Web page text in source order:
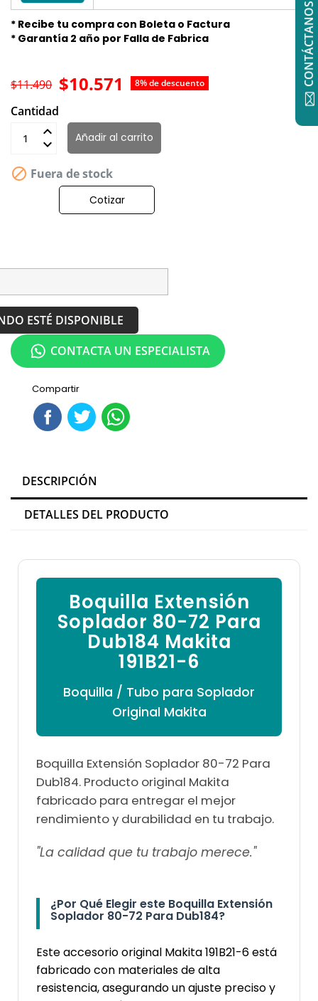
* Recibe tu compra con Boleta o Factura
* Garantía 2 año por Falla de Fabrica
$10.571 8% de descuento
$11.490
Cantidad
Añadir al carrito
 Fuera de stock
Cotizar
ESTÉ DISPONIBLE
Compartir
CONTACTA UN ESPECIALISTA
DESCRIPCIÓN
DETALLES DEL PRODUCTO
Boquilla Extensión
Soplador 80-72 Para
Dub184 Makita
191B21-6
Boquilla / Tubo para Soplador
Original Makita
Boquilla Extensión Soplador 80-72 Para
Dub184. Producto original Makita
fabricado para entregar el mejor
rendimiento y durabilidad en tu trabajo.
"La calidad que tu trabajo merece."
¿Por Qué Elegir este Boquilla Extensión
Soplador 80-72 Para Dub184?
Este accesorio original Makita 191B21-6 está
fabricado con materiales de alta
resistencia, asegurando un ajuste preciso y
CONTÁCTANOS